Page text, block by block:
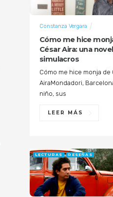
Cómo me hice
César Aira: una
simulacros
Constanza Vergara
Cómo me hice monja de
AiraMondadori,
niño, sus
LEER MÁS
LECTURAS RESEÑAS